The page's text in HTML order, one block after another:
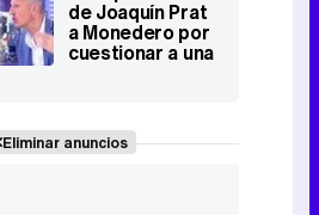
de Joaquín Prat
a Monedero por
cuestionar a una
Eliminar anuncios